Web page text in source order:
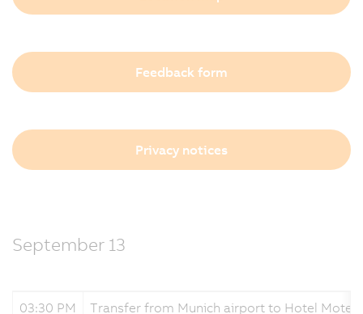
Feedback form
Privacy notices
September 13
03:30 PM
Transfer from Munich airport to Hotel Motel